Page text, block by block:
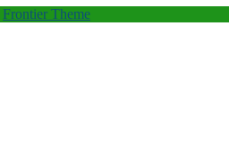
Frontier Theme